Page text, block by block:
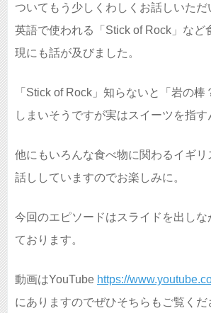
ついてもう少しくわしくお話しいただ
英語で使われる「Stick of Rock」など
現にも話が及びました。
「Stick of Rock」知らないと「岩の棒
しまいそうですが実はスイーツを指す
他にもいろんな食べ物に関わるイギリ
話ししていますのでお楽しみに。
今回のエピソードはスライドを出しな
ております。
動画はYouTube https://
にありますのでぜひそちらもご覧くだ